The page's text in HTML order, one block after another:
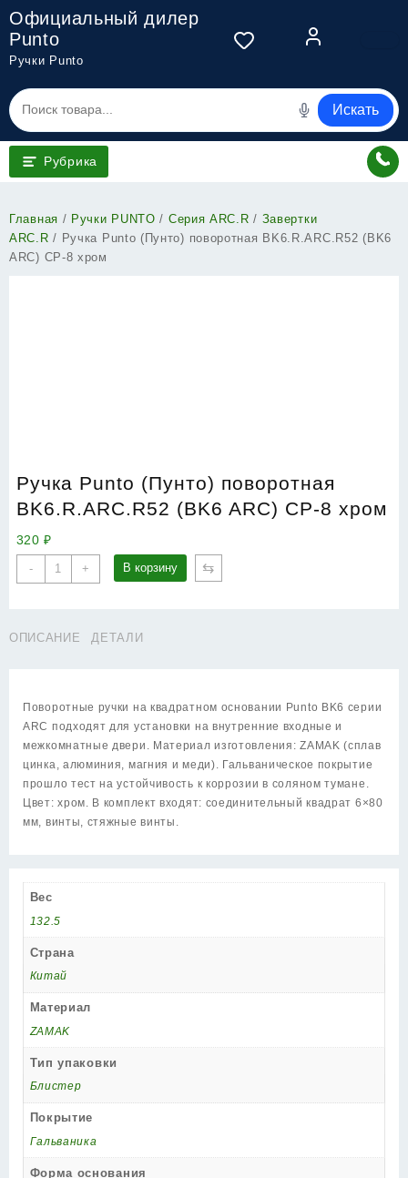
Перейти
содержимому
Официальный дилер
Punto
Ручки Punto
Искать
Рубрика
Главная / Ручки PUNTO / Серия ARC.R / Завертки
ARC.R / Ручка Punto (Пунто) поворотная BK6.R.ARC.R52 (BK6
ARC) CP-8 хром
Ручка Punto (Пунто) поворотная
BK6.R.ARC.R52 (BK6 ARC) CP-8 хром
320₽
-
Количество
товара
(Пунто)
ARC)
хром
+ В корзину ⇆
ОПИСАНИЕ ДЕТАЛИ
Поворотные ручки на квадратном основании Punto BK6 серии
ARC подходят для установки на внутренние входные и
межкомнатные двери. Материал изготовления: ZAMAK (сплав
цинка, алюминия, магния и меди). Гальваническое покрытие
прошло тест на устойчивость к коррозии в соляном тумане.
Цвет: хром. В комплект входят: соединительный квадрат 6×80
мм, винты, стяжные винты.
Вес
132.5
Страна
Китай
Материал
ZAMAK
Тип упаковки
Блистер
Покрытие
Гальваника
Форма основания